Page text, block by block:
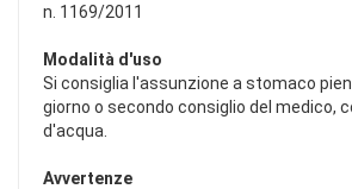
n. 1169/2011
Modalità d'uso
Si consiglia l'assunzione a stomaco
giorno o secondo consiglio del medico,
d'acqua.
Avvertenze